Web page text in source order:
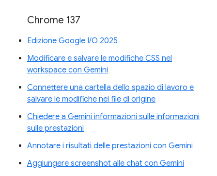
Chrome 137
Edizione Google I/O 2025
Modificare e salvare le modifiche CSS nel
workspace con Gemini
Connettere una cartella dello spazio di lavoro e
salvare le modifiche nei file di origine
Chiedere a Gemini informazioni sulle informazioni
sulle prestazioni
Annotare i risultati delle prestazioni con Gemini
Aggiungere screenshot alle chat con Gemini